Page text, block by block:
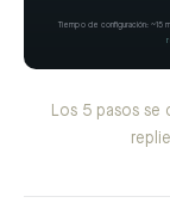
Tiempo de configuración: ~15
Los 5 pasos